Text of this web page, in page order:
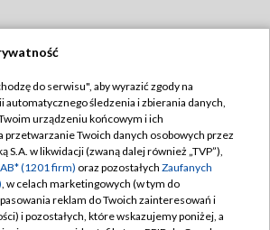
TVP
TVP
Cyfrowa
Regulamin TVP
Polityka prywatności
Moje zgody
do serwisu", aby wyrazić zgody na
śledzenia i zbierania danych,
urządzeniu końcowym i ich
przetwarzanie Twoich danych osobowych przez
S.A. w likwidacji (zwaną dalej również „TVP”),
(1201 firm) oraz pozostałych Zaufanych
, w celach marketingowych (w tym do
reklam do Twoich zainteresowań i
i pozostałych, które wskazujemy poniżej, a